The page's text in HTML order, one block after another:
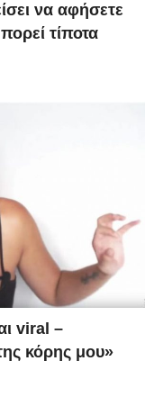
να αφήσετε
τίποτα
viral –
κόρης μου»